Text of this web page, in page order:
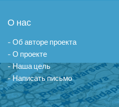
О нас
- Об авторе проекта
- О проекте
- Наша цель
- Написать письмо